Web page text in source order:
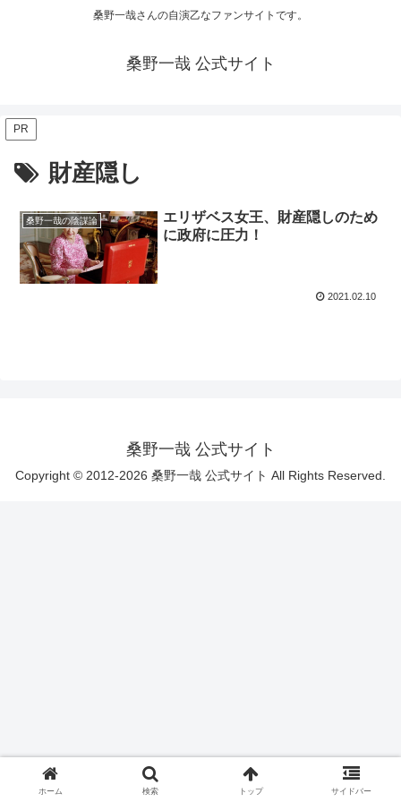
桑野一哉さんの自演乙なファンサイトです。
桑野一哉 公式サイト
PR
財産隠し
桑野一哉の陰謀論
エリザベス女王、財産隠しのため
に政府に圧力！
2021.02.10
桑野一哉 公式サイト
Copyright © 2012-2026 桑野一哉 公式サイト All Rights Reserved.
ホーム 検索 トップ サイドバー